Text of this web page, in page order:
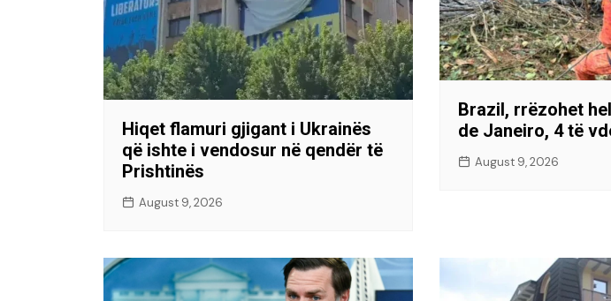
Hiqet flamuri gjigant i Ukrainës
që ishte i vendosur në qendër të
Prishtinës
August 9, 2026
Brazil, rrëzohet
de Janeiro, 4 të
August 9, 2026